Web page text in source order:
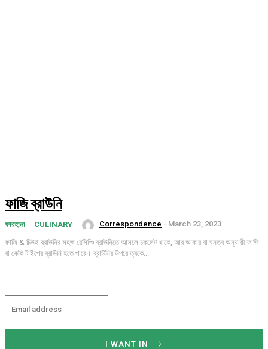
ফাজি ব্রাউনি
ফারহানা CULINARY Correspondence - March 23, 2023
ফাজি & চিউই ব্রাউনির সহজ রেসিপিঃ ব্রাউনিতে আসলে চকলেট থাকে, আর আকার বা ঘনত্ব অনুযায়ী ফাজি
বা কেকি টাইপের ব্রাউনি হতে পারে। ব্রাউনির উপরে ত্বকে...
I WANT IN